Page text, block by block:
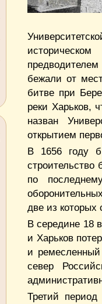
бежали от
битве при
реки Харьков,
назван
открытием
В 1656 году
строительство
по
две из
В середине 18
и Харьков
и
север
Третий